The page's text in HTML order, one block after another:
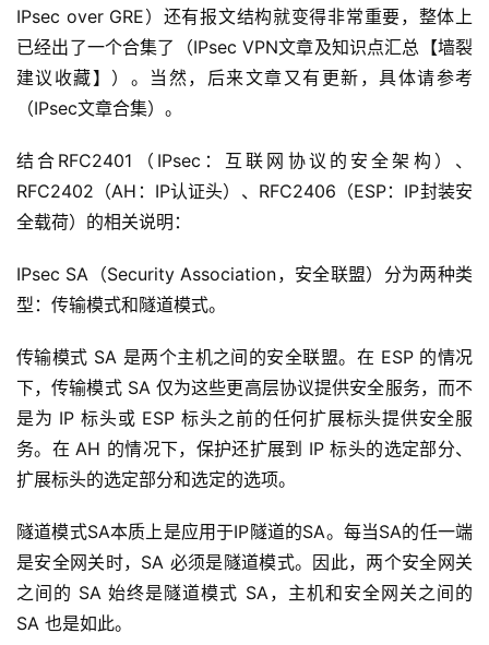
IPsec over GRE）还有报文结构就变得非常重要，整体上
已经出了一个合集了（IPsec VPN文章及知识点汇总【墙裂
建议收藏】）。当然，后来文章又有更新，具体请参考
（IPsec文章合集）。
结合RFC2401（IPsec：互联网协议的安全架构）、
RFC2402（AH：IP认证头）、RFC2406（ESP：IP封装安
全载荷）的相关说明：
IPsec SA（Security Association，安全联盟）分为两种类
型：传输模式和隧道模式。
传输模式 SA 是两个主机之间的安全联盟。在 ESP 的情况
下，传输模式 SA 仅为这些更高层协议提供安全服务，而不
是为 IP 标头或 ESP 标头之前的任何扩展标头提供安全服
务。在 AH 的情况下，保护还扩展到 IP 标头的选定部分、
扩展标头的选定部分和选定的选项。
隧道模式SA本质上是应用于IP隧道的SA。每当SA的任一端
是安全网关时，SA 必须是隧道模式。因此，两个安全网关
之间的 SA 始终是隧道模式 SA，主机和安全网关之间的
SA 也是如此。